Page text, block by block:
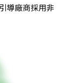
導廠商採用非